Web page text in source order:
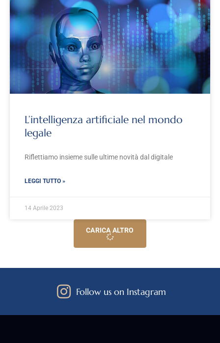
L’intelligenza artificiale nel mondo
legale
Riflettiamo insieme sulle ultime novità dal digitale
LEGGI TUTTO »
14 Aprile 2023
CARICA ALTRO
Follow us on Instagram